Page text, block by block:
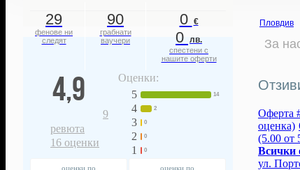
29
фенове ни
следят
90
грабнати
ваучери
0 €
0 лв.
спестени с
нашите оферти
4,9
9
ревюта
16 оценки
Оценки:
5
14
4 2
3 0
2 0
1 0
оценки по
оценки по
Пловдив
За
Оферта
оценка)
(5.00 от
Всички
ул.